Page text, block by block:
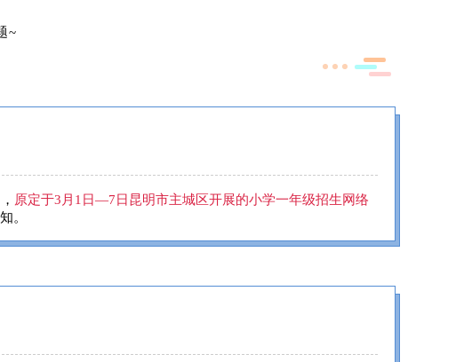
~
原定于3月1日—7日昆明市主城区开展的小学一年级招生网络
。